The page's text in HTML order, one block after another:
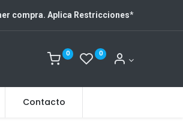
compra. Aplica Restricciones*
0 0
Contacto